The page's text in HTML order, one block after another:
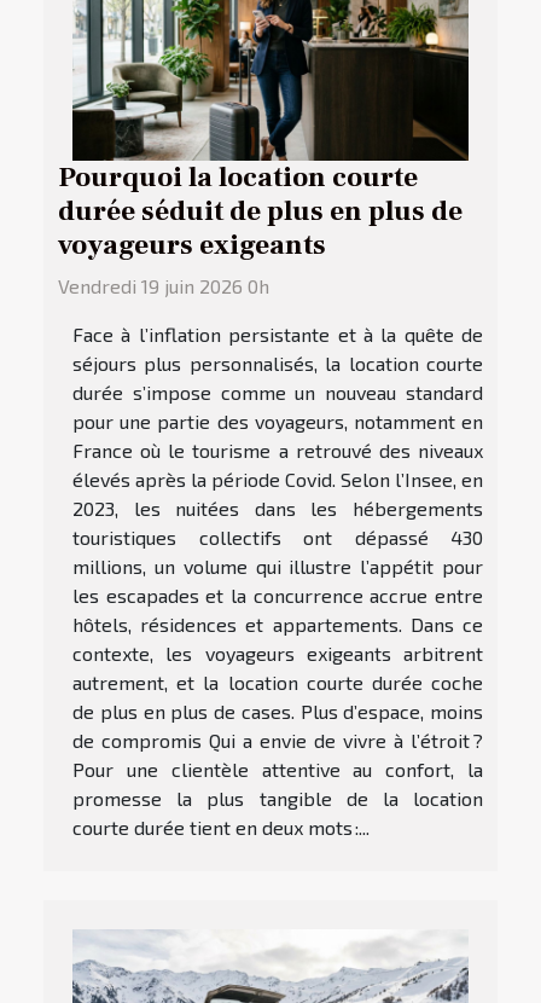
Pourquoi la location courte
durée séduit de plus en plus de
voyageurs exigeants
Vendredi 19 juin 2026 0h
Face à l’inflation persistante et à la quête de
séjours plus personnalisés, la location courte
durée s’impose comme un nouveau standard
pour une partie des voyageurs, notamment en
France où le tourisme a retrouvé des niveaux
élevés après la période Covid. Selon l’Insee, en
2023, les nuitées dans les hébergements
touristiques collectifs ont dépassé 430
millions, un volume qui illustre l’appétit pour
les escapades et la concurrence accrue entre
hôtels, résidences et appartements. Dans ce
contexte, les voyageurs exigeants arbitrent
autrement, et la location courte durée coche
de plus en plus de cases. Plus d’espace, moins
de compromis Qui a envie de vivre à l’étroit ?
Pour une clientèle attentive au confort, la
promesse la plus tangible de la location
courte durée tient en deux mots :...